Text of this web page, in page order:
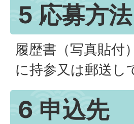
5 応募方法
履歴書（写真貼付
に持参又は郵送し
6 申込先